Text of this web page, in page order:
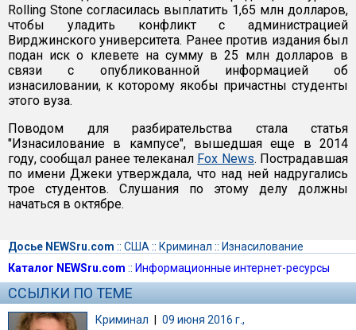
Rolling Stone согласилась выплатить 1,65 млн долларов,
чтобы уладить конфликт с администрацией
Вирджинского университета. Ранее против издания был
подан иск о клевете на сумму в 25 млн долларов в
связи с опубликованной информацией об
изнасиловании, к которому якобы причастны студенты
этого вуза.
Поводом для разбирательства стала статья
"Изнасилование в кампусе", вышедшая еще в 2014
году, сообщал ранее телеканал Fox News. Пострадавшая
по имени Джеки утверждала, что над ней надругались
трое студентов. Слушания по этому делу должны
начаться в октябре.
Досье NEWSru.com :: США :: Криминал :: Изнасилование
Каталог NEWSru.com :: Информационные интернет-ресурсы
ССЫЛКИ ПО ТЕМЕ
Криминал | 09 июня 2016 г.,